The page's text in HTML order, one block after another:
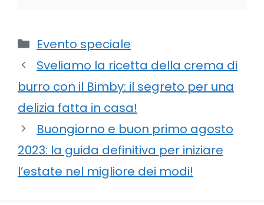
Categorie
Evento speciale
Sveliamo la ricetta della crema di
burro con il Bimby: il segreto per una
delizia fatta in casa!
Buongiorno e buon primo agosto
2023: la guida definitiva per iniziare
l’estate nel migliore dei modi!